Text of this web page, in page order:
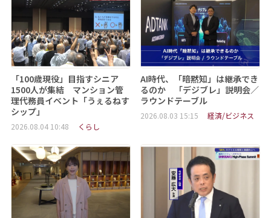
「100歳現役」目指すシニア
1500人が集結 マンション管
理代務員イベント「うぇるねす
シップ」
2026.08.04 10:48 くらし
AI時代、「暗黙知」は継承でき
るのか 「デジブレ」説明会／
ラウンドテーブル
2026.08.03 15:15 経済/ビジネス